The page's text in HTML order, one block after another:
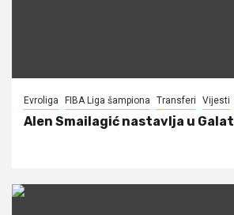
Evroliga FIBA Liga šampiona Transferi Vijesti
Alen Smailagić nastavlja u